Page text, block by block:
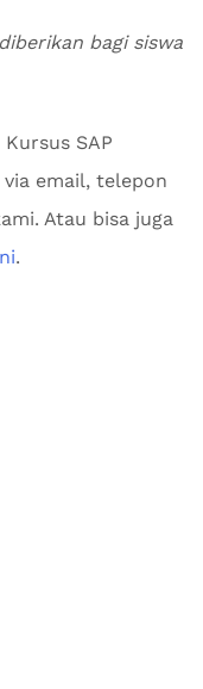
bagi siswa
SAP
email, telepon
Atau bisa juga
.